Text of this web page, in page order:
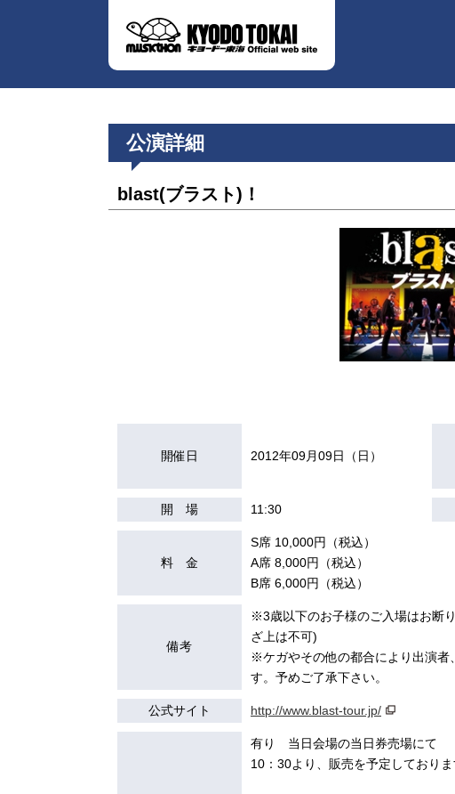
公演詳細
blast(ブラスト)！
開催日 2012年09月09日（日）
開 場 11:30
料 金
S席 10,000円（税込）
A席 8,000円（税込）
B席 6,000円（税込）
備考
※3歳以下のお子様のご入場はお断
ざ上は不可)
※ケガやその他の都合により出演者
す。予めご了承下さい。
公式サイト http://www.blast-tour.jp/
有り 当日会場の当日券売場にて
10：30より、販売を予定しておりま